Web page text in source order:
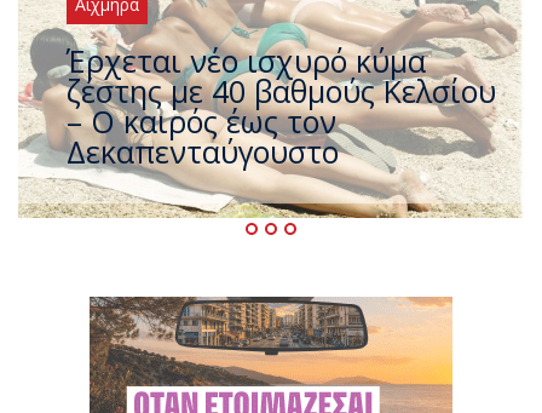
Άφαντος ο Τσίπρας… την ώρα
που η χώρα καίγεται